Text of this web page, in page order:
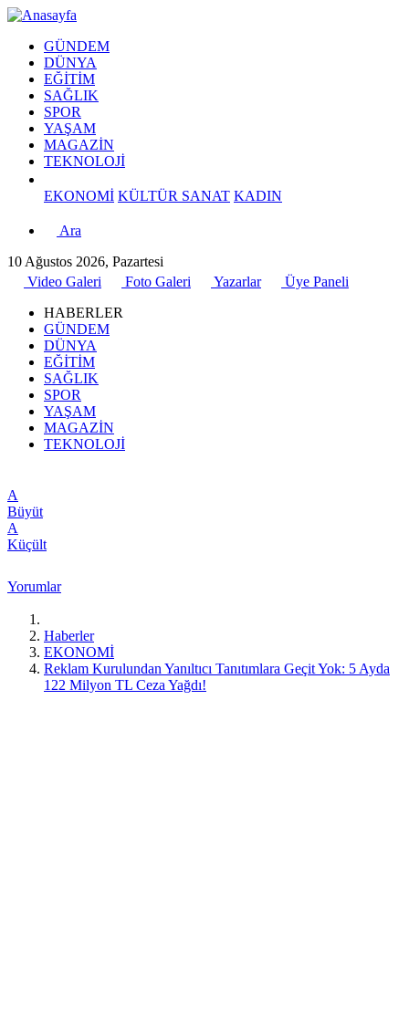
GÜNDEM
DÜNYA
EĞİTİM
SAĞLIK
SPOR
YAŞAM
MAGAZİN
TEKNOLOJİ
EKONOMİ KÜLTÜR SANAT KADIN
Ara
10 Ağustos 2026, Pazartesi
Video Galeri
Foto Galeri Yazarlar
Üye Paneli
HABERLER
GÜNDEM
DÜNYA
EĞİTİM
SAĞLIK
SPOR
YAŞAM
MAGAZİN
TEKNOLOJİ
A
Büyüt
A
Küçült
Yorumlar
Haberler
EKONOMİ
Reklam Kurulundan Yanıltıcı Tanıtımlara Geçit Yok: 5 Ayda
122 Milyon TL Ceza Yağdı!